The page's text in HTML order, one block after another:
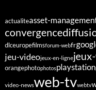
actualiteasset-
convergence
dlceuropefilmsforum-webfr
jeu-videojeux-en-ligne
orangephotophotosplaystation
video-newsweb-tvwebtv